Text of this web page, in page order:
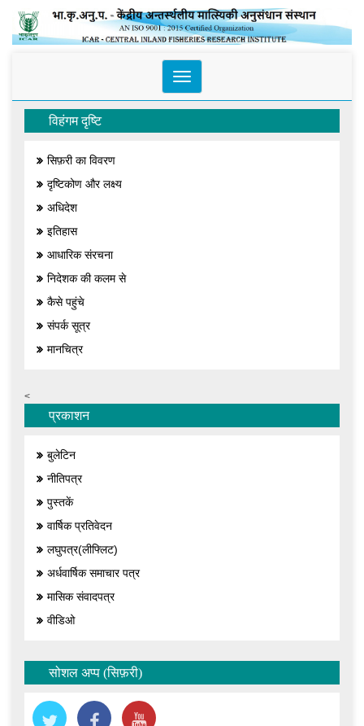
Toggle
navigation
विहंगम दृष्टि
सिफ़री का विवरण
दृष्टिकोण और लक्ष्य
अधिदेश
इतिहास
आधारिक संरचना
निदेशक की कलम से
कैसे पहुंचे
संपर्क सूत्र
मानचित्र
<
प्रकाशन
बुलेटिन
नीतिपत्र
पुस्तकें
वार्षिक प्रतिवेदन
लघुपत्र(लीफ्लिट)
अर्धवार्षिक समाचार पत्र
मासिक संवादपत्र
वीडिओ
सोशल अप्प (सिफ़री)